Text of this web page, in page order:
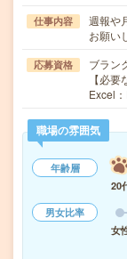
仕事内容
週報や
お願い
応募資格
ブラン
【必
Excel
職場の雰囲気
年齢層
20
男女比率
女